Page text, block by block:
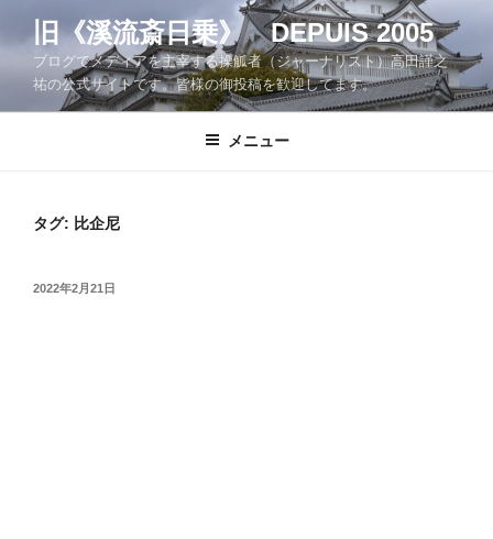
ツ
旧《溪流斎日乗》 DEPUIS 2005
ブログでメディアを主宰する操觚者（ジャーナリスト）高田謹之
祐の公式サイトです。皆様の御投稿を歓迎してます。
メニュー
タグ: 比企尼
投
2022年2月21日